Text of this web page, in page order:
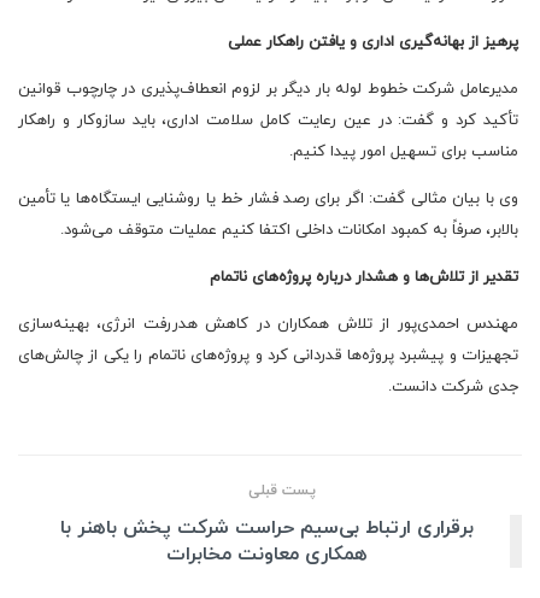
پرهیز از بهانه‌گیری اداری و یافتن راهکار عملی
مدیرعامل شرکت خطوط لوله بار دیگر بر لزوم انعطاف‌پذیری در چارچوب قوانین
تأکید کرد و گفت: در عین رعایت کامل سلامت اداری، باید سازوکار و راهکار
مناسب برای تسهیل امور پیدا کنیم.
وی با بیان مثالی گفت: اگر برای رصد فشار خط یا روشنایی ایستگاه‌ها یا تأمین
بالابر، صرفاً به کمبود امکانات داخلی اکتفا کنیم عملیات متوقف می‌شود.
تقدیر از تلاش‌ها و هشدار درباره پروژه‌های ناتمام
مهندس احمدی‌پور از تلاش همکاران در کاهش هدررفت انرژی، بهینه‌سازی
تجهیزات و پیشبرد پروژه‌ها قدردانی کرد و پروژه‌های ناتمام را یکی از چالش‌های
جدی شرکت دانست.
پست قبلی
برقراری ارتباط بی‌سیم حراست شرکت پخش باهنر با
همکاری معاونت مخابرات